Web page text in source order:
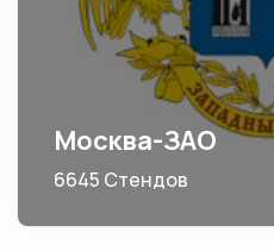
Москва-ЗАО
6645 Стендов